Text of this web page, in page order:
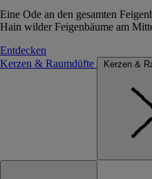
Eine Ode an den gesamten
Hain wilder Feigenbäume am
Entdecken
Kerzen & Raumdüfte
Kerzen &